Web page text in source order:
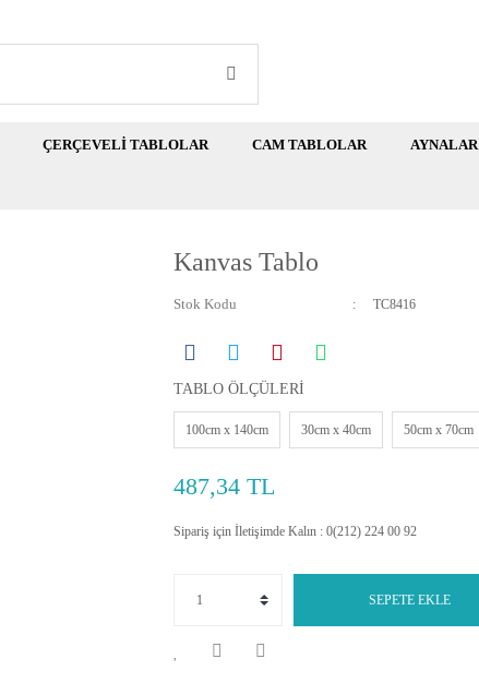
ÇERÇEVELİ TABLOLAR CAM TABLOLAR AYNALAR
Kanvas Tablo
Stok Kodu TC8416
TABLO ÖLÇÜLERİ
100cm x 140cm 30cm x 40cm 50cm x 70cm
487,34 TL
Sipariş için İletişimde Kalın : 0(212) 224 00 92
SEPETE EKLE